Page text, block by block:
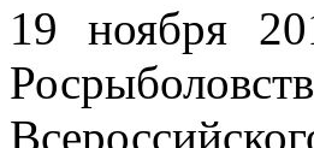
19 ноября